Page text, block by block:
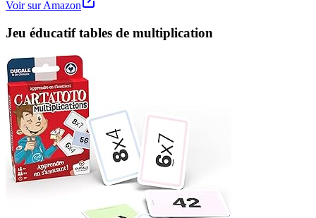
Voir sur Amazon
Jeu éducatif tables de multiplication